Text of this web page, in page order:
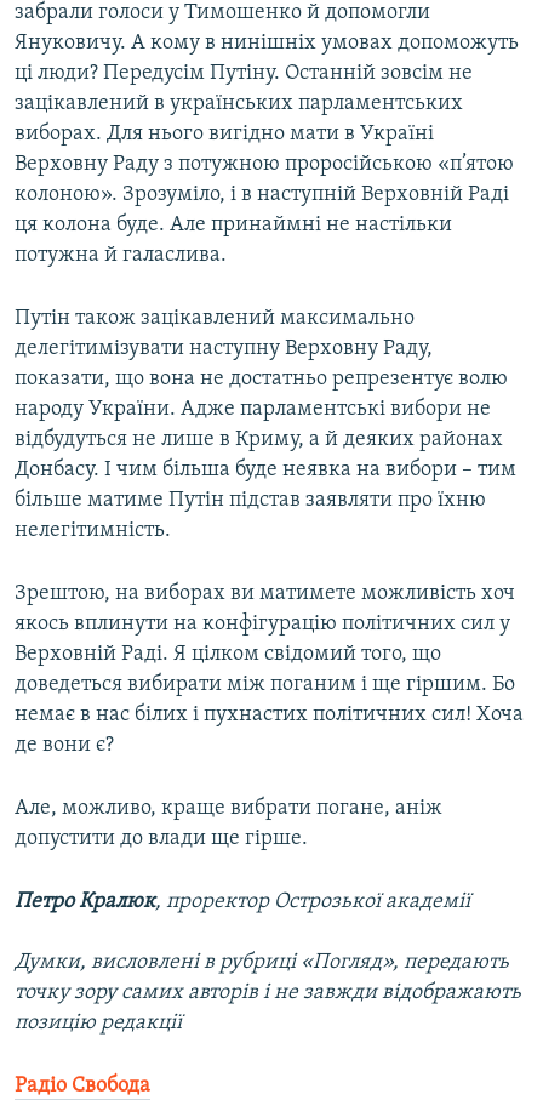
забрали голоси у Тимошенко й допомогли
Януковичу. А кому в нинішніх умовах допоможуть
ці люди? Передусім Путіну. Останній зовсім не
зацікавлений в українських парламентських
виборах. Для нього вигідно мати в Україні
Верховну Раду з потужною проросійською «п’ятою
колоною». Зрозуміло, і в наступній Верховній Раді
ця колона буде. Але принаймні не настільки
потужна й галаслива.
Путін також зацікавлений максимально
делегітимізувати наступну Верховну Раду,
показати, що вона не достатньо репрезентує волю
народу України. Адже парламентські вибори не
відбудуться не лише в Криму, а й деяких районах
Донбасу. І чим більша буде неявка на вибори – тим
більше матиме Путін підстав заявляти про їхню
нелегітимність.
Зрештою, на виборах ви матимете можливість хоч
якось вплинути на конфігурацію політичних сил у
Верховній Раді. Я цілком свідомий того, що
доведеться вибирати між поганим і ще гіршим. Бо
немає в нас білих і пухнастих політичних сил! Хоча
де вони є?
Але, можливо, краще вибрати погане, аніж
допустити до влади ще гірше.
Петро Кралюк, проректор Острозької академії
Думки, висловлені в рубриці «Погляд», передають
точку зору самих авторів і не завжди відображають
позицію редакції
Радіо Свобода